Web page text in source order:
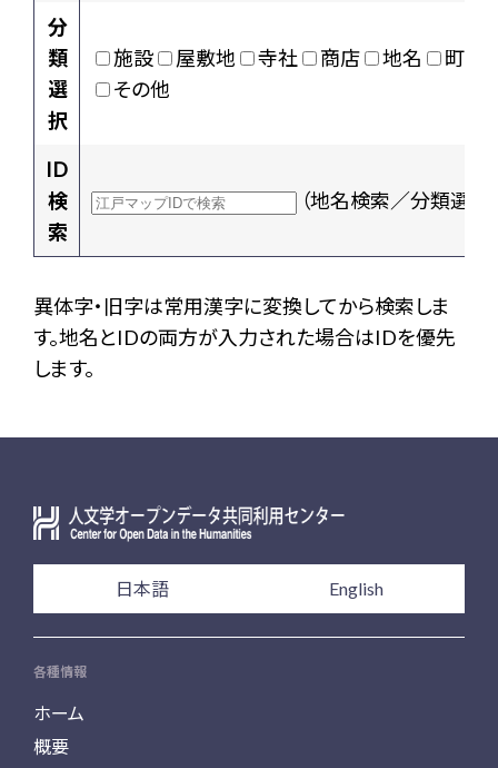
分
類
選
択
施設 屋敷地 寺社 商店 地名
町村
その他
ID
検
索
（地名検索／分類選択
異体字・旧字は常用漢字に変換してから検索しま
す。地名とIDの両方が入力された場合はIDを優先
します。
日本語 English
各種情報
ホーム
概要